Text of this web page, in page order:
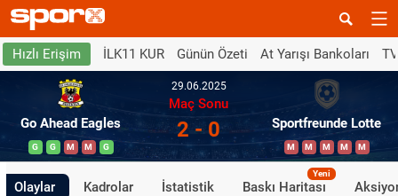
Hızlı Erişim İLK11 KUR Günün Özeti At Yarışı Bankoları
Go Ahead Eagles
G G M M G
29.06.2025
Maç Sonu
2 - 0 Sportfreunde Lotte
M M M M M
Olaylar Kadrolar İstatistik Baskı Haritası
Yeni